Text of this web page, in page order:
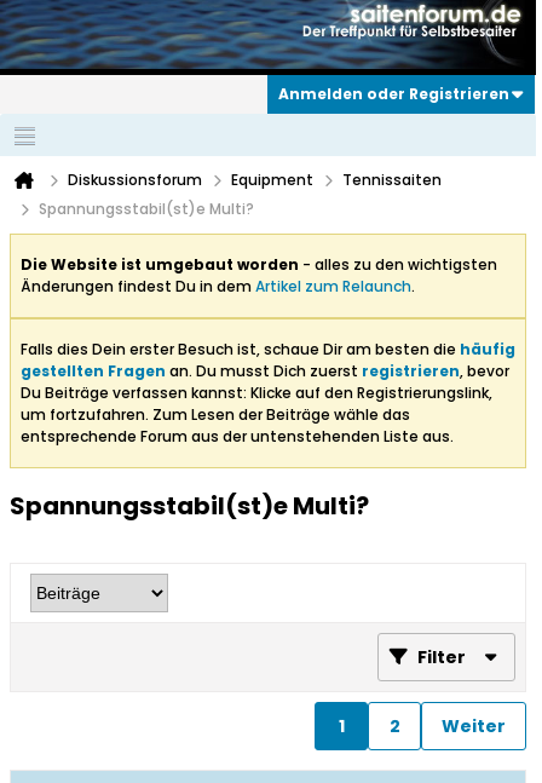
Anmelden oder Registrieren
Diskussionsforum Equipment
Tennissaiten
Spannungsstabil(st)e Multi?
Die Website ist umgebaut worden - alles zu den wichtigsten
Änderungen findest Du in demArtikel zum Relaunch.
Falls dies Dein erster Besuch ist, schaue Dir am besten die häufig
gestellten Fragen an. Du musst Dich zuerst registrieren, bevor
Du Beiträge verfassen kannst: Klicke auf den Registrierungslink,
um fortzufahren. Zum Lesen der Beiträge wähle das
entsprechende Forum aus der untenstehenden Liste aus.
Spannungsstabil(st)e Multi?
Filter
1 2 Weiter